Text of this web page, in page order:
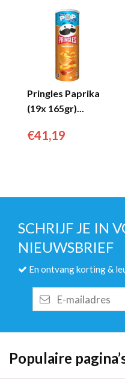
Pringles Paprika
(19x 165gr)...
€41,19
SCHRIJF JE IN
NIEUWSBRIEF
En ontvang korting &
mailadres
Populaire